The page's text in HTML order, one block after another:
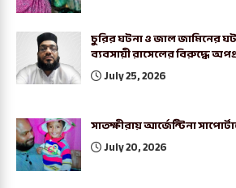
চুরির ঘটনা ও জাল জামিনের
ব্যবসায়ী রাসেলের বিরুদ্ধে
July 25, 2026
সাতক্ষীরায় আর্জেন্টিনা
July 20, 2026